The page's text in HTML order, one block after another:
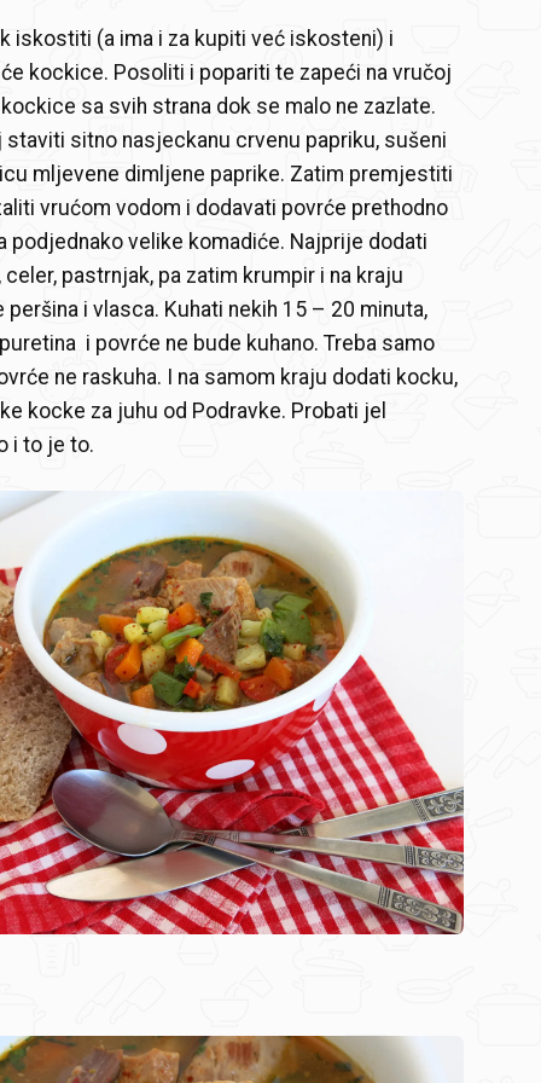
iskostiti (a ima i za kupiti već iskosteni) i
kockice. Posoliti i popariti te zapeći na vručoj
sa svih strana dok se malo ne zazlate.
staviti sitno nasjeckanu crvenu papriku, sušeni
mljevene dimljene paprike. Zatim premjestiti
vrućom vodom i dodavati povrće prethodno
podjednako velike komadiće. Najprije dodati
celer, pastrnjak, pa zatim krumpir i na kraju
peršina i vlasca. Kuhati nekih 15 – 20 minuta,
i povrće ne bude kuhano. Treba samo
ne raskuha. I na samom kraju dodati kocku,
kocke za juhu od Podravke. Probati jel
i to je to.